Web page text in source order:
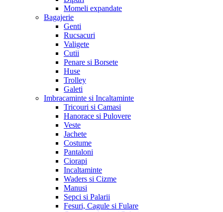
Momeli expandate
Bagajerie
Genti
Rucsacuri
Valigete
Cutii
Penare si Borsete
Huse
Trolley
Galeti
Imbracaminte si Incaltaminte
Tricouri si Camasi
Hanorace si Pulovere
Veste
Jachete
Costume
Pantaloni
Ciorapi
Incaltaminte
Waders si Cizme
Manusi
Sepci si Palarii
Fesuri, Cagule si Fulare